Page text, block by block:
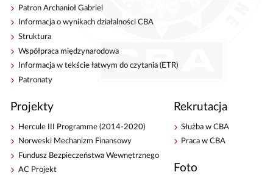
Patron Archanioł Gabriel
Informacja o wynikach działalności CBA
Struktura
Współpraca międzynarodowa
Informacja w tekście łatwym do czytania (ETR)
Patronaty
Projekty
Hercule III Programme (2014-2020)
Norweski Mechanizm Finansowy
Fundusz Bezpieczeństwa Wewnętrznego
AC Projekt
Rekrutacja
Służba w CBA
Praca w CBA
Foto